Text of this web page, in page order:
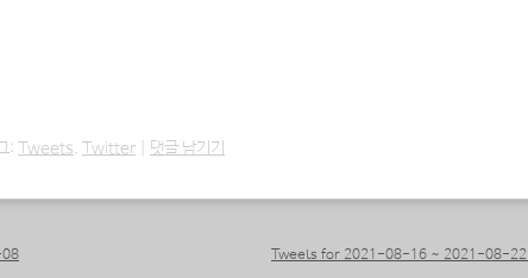
: Tweets, Twitter 댓글 남기기
Tweets for 2021-08-16 ~ 2021-08-22